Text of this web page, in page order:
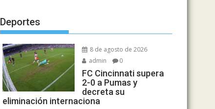
Deportes
8 de agosto de 2026
admin
0
FC Cincinnati supera
2-0 a Pumas y
decreta su
eliminación internaciona